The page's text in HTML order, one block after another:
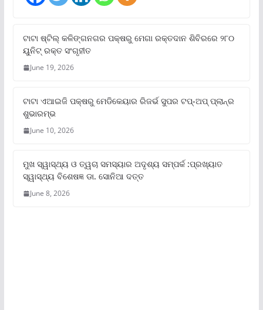
ଟାଟା ଷ୍ଟିଲ୍‌ କଳିଙ୍ଗନଗର ପକ୍ଷରୁ ମେଗା ରକ୍ତଦାନ ଶିବିରରେ ୨୮୦
ୟୁନିଟ୍‌ ରକ୍ତ ସଂଗୃହୀତ
June 19, 2026
ଟାଟା ଏଆଇଜି ପକ୍ଷରୁ ମେଡିକେୟାର ରିଜର୍ଭ ସୁପର ଟପ୍‌-ଅପ୍ ପ୍ଲାନ୍‌ର
ଶୁଭାରମ୍ଭ
June 10, 2026
ମୁଖ ସ୍ୱାସ୍ଥ୍ୟ ଓ ତ୍ୱଚା ସମସ୍ୟାର ଅଦୃଶ୍ୟ ସମ୍ପର୍କ :ପ୍ରଖ୍ୟାତ
ସ୍ୱାସ୍ଥ୍ୟ ବିଶେଷଜ୍ଞ ଡା. ସୋନିଆ ଦତ୍ତ
June 8, 2026